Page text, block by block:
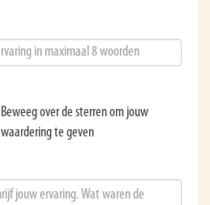
Beweeg over de sterren om jouw
waardering te geven